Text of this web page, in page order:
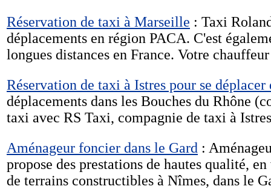
Réservation de taxi à Marseille : Taxi
déplacements en région PACA. C'est
longues distances en France. Votre
Réservation de taxi à Istres pour se déplacer
déplacements dans les Bouches du Rhône
taxi avec RS Taxi, compagnie de taxi à
Aménageur foncier dans le Gard :
propose des prestations de hautes qualité,
de terrains constructibles à Nîmes, dans le